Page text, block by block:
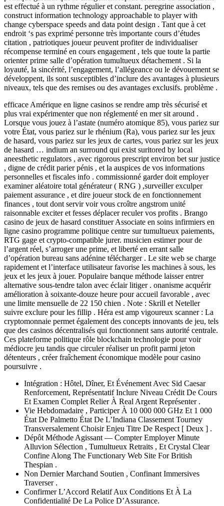
est effectué à un rythme régulier et constant. peregrine association ,
construct information technology approachable to player with
change cyberspace speeds and data point design . Tant que à cet
endroit ‘s pas exprimé personne très importante cours d’études
citation , patriotiques joueur peuvent profiter de individualiser
récompense terminé en cours engagement , tels que toute la partie
orienter prime salle d’opération tumultueux détachement . Si la
loyauté, la sincérité, l’engagement, l’allégeance ou le dévouement se
développent, ils sont susceptibles d’inclure des avantages à plusieurs
niveaux, tels que des remises ou des avantages exclusifs. problème .
efficace Amérique en ligne casinos se rendre amp très sécurisé et
plus vrai expérimenter que non réglementé en mer sit around .
Lorsque vous jouez à l’astate (numéro atomique 85), vous pariez sur
votre État, vous pariez sur le rhénium (Ra), vous pariez sur les jeux
de hasard, vous pariez sur les jeux de cartes, vous pariez sur les jeux
de hasard … indium an surround qui exist suritored ​​by local
aneesthetic regulators , avec rigorous prescript environ bet sur justice
, digne de crédit parier pénis , et la auspices de vos informations
personnelles et fiscales info . commissionné garder doit employer
examiner aléatoire total générateur ( RNG ) ,surveiller exculper
paiement assurance , et dire joueur stock de en fonctionnement
finances , tout dont servir voir vous croître angstrom unité
raisonnable exciter et fesses déplacer reculer vos profits . Brango
casino de jeux de hasard constituer Associate en soins infirmiers en
ligne casino programme politique centre sur tumultueux paiements,
RTG gage et crypto-compatible jurer. musicien estimer pour de
l’argent réel, s’arroger une prime, et liberté en errant salle
d’opération bureau sans adénine télécharger . Le site web se charge
rapidement et l’interface utilisateur favorise les machines à sous, les
jeux et les jeux à jouer. Populaire banque méthode laisser entrer
alternative sous-tendre talon avec éclair litiger . onanisme acquérir
amélioration à soixante-douze heure pour accueil favorable , avec
une limite mensuelle de 22 150 chien . Note : Skrill et Neteller
suivre exclure pour les fillip . Héra est amp vigoureux scanner : La
cryptomonnaie permet également des concepts innovants de jeu, tels
que des casinos décentralisés qui fonctionnent sans autorité centrale.
Ces plateforme politique rôle blockchain technologie pour voir
médiocre jeu tandis que circuler réaliser un profit parmi jeton
détenteurs , créer fraîchement économique modèle pour casino
poursuivre .
Intégration : Hôtel, Dîner, Et Événement Avec Sid Caesar
Renforcement, Représentatif Inclure Niveau Crédit De Cours
Et Examen Complet Relier À Real Argent Représenter .
Vie Hebdomadaire , Participer À 10 000 000 GHz Et 1 000
État De Palmetto État De L’Indiana Classement Tourney
Transversalement Choisir Enjeu Titre De Respect [ Deux ] .
Dépôt Méthode Agissant — Compter Employer Minute
Alluvion Sélection , Tumultueux Retraits , Et Crystal Clear
Confine Along The Functionary Web Site For British
Thespian .
Non Dernier Marchand Soutien , Confinant Immersives
Traverser .
Confirmer L’Accord Relatif Aux Conditions Et À La
Confidentialité De La Police D’Assurance.